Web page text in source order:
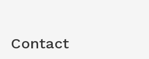
Contact